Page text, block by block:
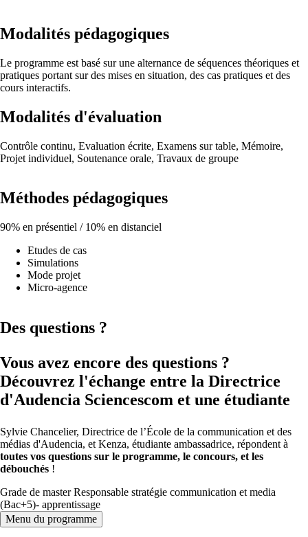
Modalités pédagogiques
Le programme est basé sur une alternance de séquences théoriques et
pratiques portant sur des mises en situation, des cas pratiques et des
cours interactifs.
Modalités d'évaluation
Contrôle continu, Evaluation écrite, Examens sur table, Mémoire,
Projet individuel, Soutenance orale, Travaux de groupe
Méthodes pédagogiques
90% en présentiel / 10% en distanciel
Etudes de cas
Simulations
Mode projet
Micro-agence
Des questions ?
Vous avez encore des questions ?
Découvrez l'échange entre la Directrice
d'Audencia Sciencescom et une étudiante
Sylvie Chancelier, Directrice de l’École de la communication et des
médias d'Audencia, et Kenza, étudiante ambassadrice, répondent à
toutes vos questions sur le programme, le concours, et les
débouchés !
Grade de master Responsable stratégie communication et media
(Bac+5)- apprentissage
Menu du programme